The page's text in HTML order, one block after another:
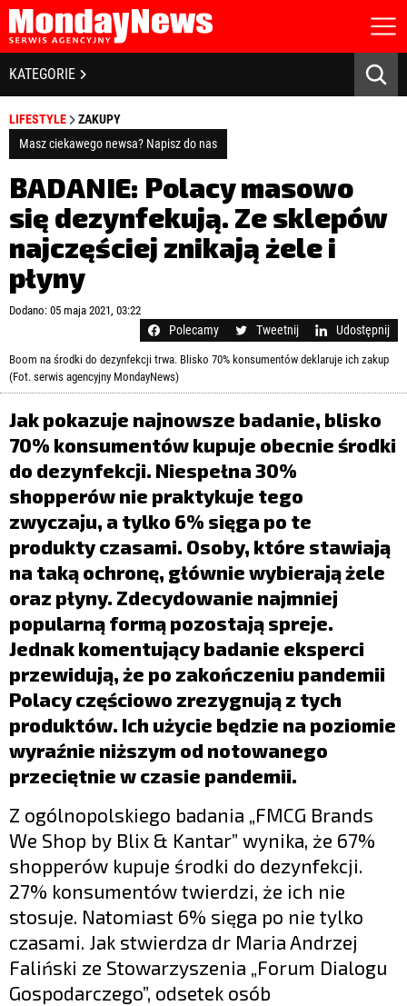
STRONA GŁÓWNA
O NAS
POLITYKA PRYWATNOŚCI
REGULAMIN
LICENCJA
REJESTRACJA
KONTAKT
Zapamiętaj mnie
Kliknij tutaj
KATEGORIE
BIZNES I GOSPODARKA
BANKOWOŚĆ I FINANSE
NOWE TECHNOLOGIE
SPOŁECZEŃSTWO
EDUKACJA
MEDIA
ZDROWIE I URODA
KULTURA
LIFESTYLE
OPINIE I KOMENTARZE
LIFESTYLE
ZAKUPY
Masz ciekawego newsa? Napisz do nas
BADANIE: Polacy masowo
się dezynfekują. Ze sklepów
najczęściej znikają żele i
płyny
Dodano: 05 maja 2021, 03:22
Polecamy Tweetnij Udostępnij
Boom na środki do dezynfekcji trwa. Blisko 70% konsumentów deklaruje ich zakup
(Fot. serwis agencyjny MondayNews)
Jak pokazuje najnowsze badanie, blisko
70% konsumentów kupuje obecnie środki
do dezynfekcji. Niespełna 30%
shopperów nie praktykuje tego
zwyczaju, a tylko 6% sięga po te
produkty czasami. Osoby, które stawiają
na taką ochronę, głównie wybierają żele
oraz płyny. Zdecydowanie najmniej
popularną formą pozostają spreje.
Jednak komentujący badanie eksperci
przewidują, że po zakończeniu pandemii
Polacy częściowo zrezygnują z tych
produktów. Ich użycie będzie na poziomie
wyraźnie niższym od notowanego
przeciętnie w czasie pandemii.
Z ogólnopolskiego badania „FMCG Brands
We Shop by Blix & Kantar” wynika, że 67%
shopperów kupuje środki do dezynfekcji.
27% konsumentów twierdzi, że ich nie
stosuje. Natomiast 6% sięga po nie tylko
czasami. Jak stwierdza dr Maria Andrzej
Faliński ze Stowarzyszenia „Forum Dialogu
Gospodarczego”, odsetek osób